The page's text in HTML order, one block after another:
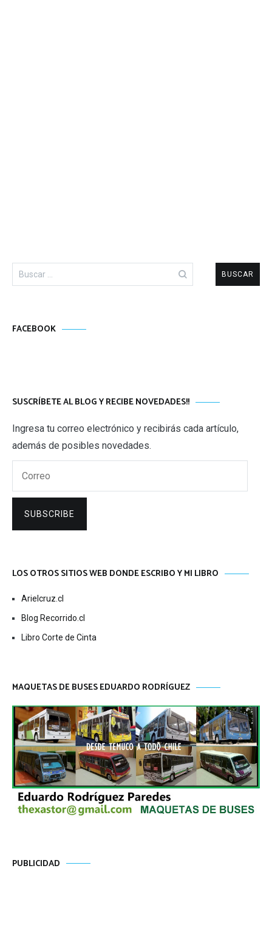
Buscar:
FACEBOOK
SUSCRÍBETE AL BLOG Y RECIBE NOVEDADES!!
Ingresa tu correo electrónico y recibirás cada artículo,
además de posibles novedades.
SUBSCRIBE
LOS OTROS SITIOS WEB DONDE ESCRIBO Y MI LIBRO
Arielcruz.cl
Blog Recorrido.cl
Libro Corte de Cinta
MAQUETAS DE BUSES EDUARDO RODRÍGUEZ
PUBLICIDAD